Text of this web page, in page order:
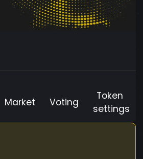
Market Voting
Token
settings